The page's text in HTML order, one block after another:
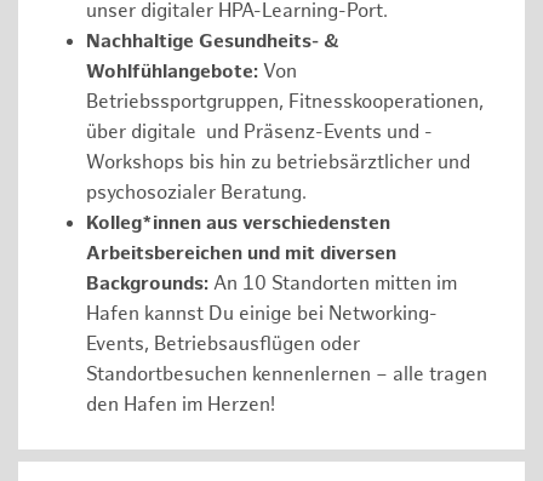
unser digitaler HPA-Learning-Port.
Nachhaltige Gesundheits- &
Wohlfühlangebote: Von
Betriebssportgruppen, Fitnesskooperationen,
über digitale und Präsenz-Events und -
Workshops bis hin zu betriebsärztlicher und
psychosozialer Beratung.
Kolleg*innen aus verschiedensten
Arbeitsbereichen und mit diversen
Backgrounds: An 10 Standorten mitten im
Hafen kannst Du einige bei Networking-
Events, Betriebsausflügen oder
Standortbesuchen kennenlernen – alle tragen
den Hafen im Herzen!